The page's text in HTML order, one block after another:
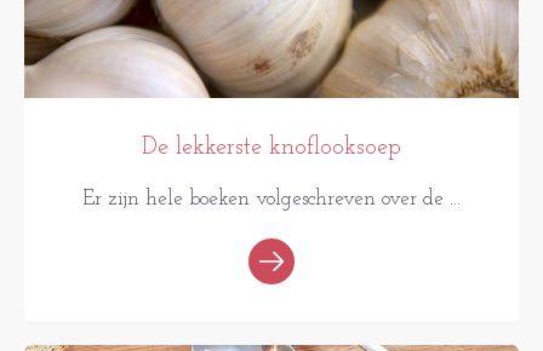
De lekkerste knoflooksoep
Er zijn hele boeken volgeschreven over de ...